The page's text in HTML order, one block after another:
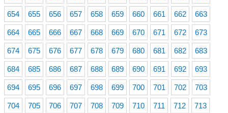
654 655 656 657 658 659 660 661 662 663
664 665 666 667 668 669 670 671 672 673
674 675 676 677 678 679 680 681 682 683
684 685 686 687 688 689 690 691 692 693
694 695 696 697 698 699 700 701 702 703
704 705 706 707 708 709 710 711 712 713